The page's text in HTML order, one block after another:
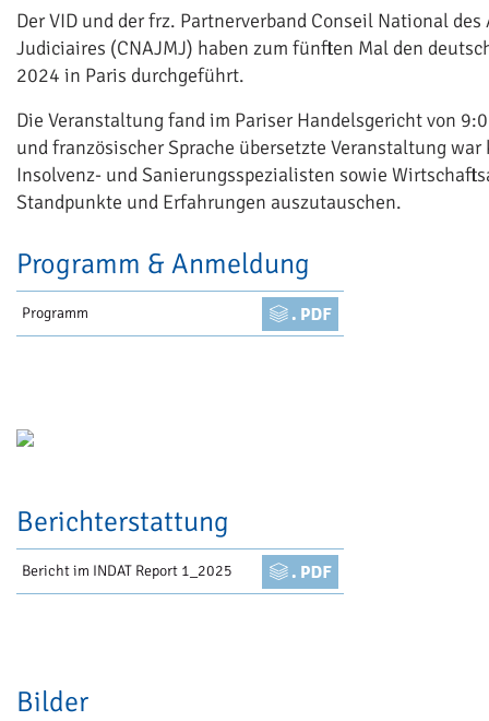
Der VID und der frz. Partnerverband Conseil National
Judiciaires (CNAJMJ) haben zum fünften Mal den
2024 in Paris durchgeführt.
Die Veranstaltung fand im Pariser Handelsgericht von
und französischer Sprache übersetzte Veranstaltung
Insolvenz- und Sanierungsspezialisten sowie
Standpunkte und Erfahrungen auszutauschen.
Programm & Anmeldung
Programm
Berichterstattung
Bericht im INDAT Report 1_2025
Bilder